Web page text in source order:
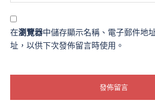
在瀏覽器中儲存顯示名稱、電子郵件地
址，以供下次發佈留言時使用。